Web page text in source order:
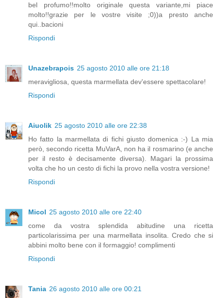
bel profumo!!molto originale questa variante,mi piace
molto!!grazie per le vostre visite ;0))a presto anche
qui..bacioni
Rispondi
Unazebrapois 25 agosto 2010 alle ore 21:18
meravigliosa, questa marmellata dev'essere spettacolare!
Rispondi
Aiuolik 25 agosto 2010 alle ore 22:38
Ho fatto la marmellata di fichi giusto domenica :-) La mia
però, secondo ricetta MuVarA, non ha il rosmarino (e anche
per il resto è decisamente diversa). Magari la prossima
volta che ho un cesto di fichi la provo nella vostra versione!
Rispondi
Micol 25 agosto 2010 alle ore 22:40
come da vostra splendida abitudine una ricetta
particolarissima per una marmellata insolita. Credo che si
abbini molto bene con il formaggio! complimenti
Rispondi
Tania 26 agosto 2010 alle ore 00:21